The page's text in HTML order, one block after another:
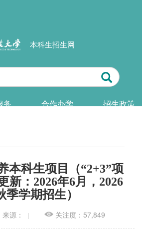
本科生招生网
务 合作办学 招生政策
本科生项目（“2+3”项
新：2026年6月，2026
季学期招生）
来源： | 关注度：57,849